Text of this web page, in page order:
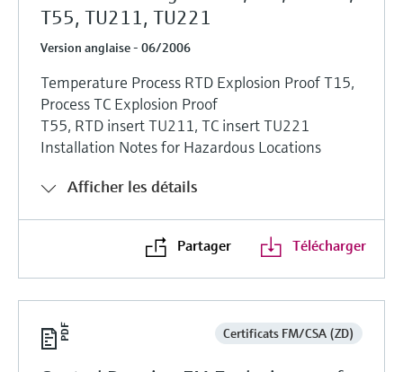
T55, TU211, TU221
Version anglaise - 06/2006
Temperature Process RTD Explosion Proof T15,
Process TC Explosion Proof
T55, RTD insert TU211, TC insert TU221
Installation Notes for Hazardous Locations
Afficher les détails
Partager Télécharger
Certificats FM/CSA (ZD)